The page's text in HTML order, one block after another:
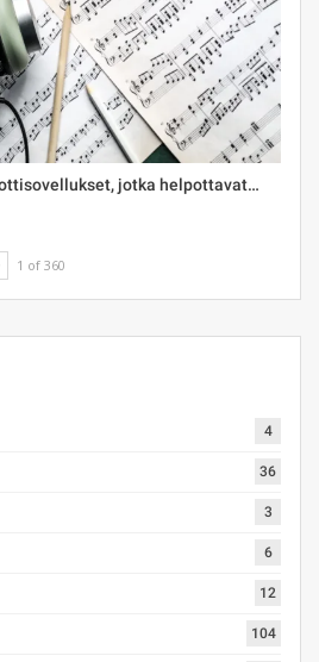
jotka helpottavat…
1 of 360
4
36
3
6
12
104